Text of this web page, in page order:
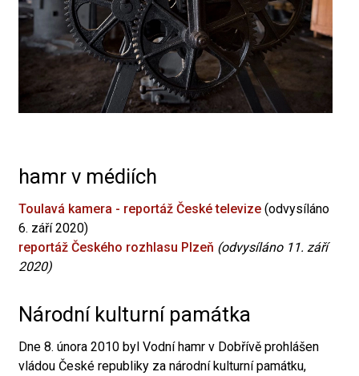
hamr v médiích
Toulavá kamera - reportáž České televize (odvysíláno
6. září 2020)
reportáž Českého rozhlasu Plzeň (odvysíláno 11. září
2020)
Národní kulturní památka
Dne 8. února 2010 byl Vodní hamr v Dobřívě prohlášen
vládou České republiky za národní kulturní památku,